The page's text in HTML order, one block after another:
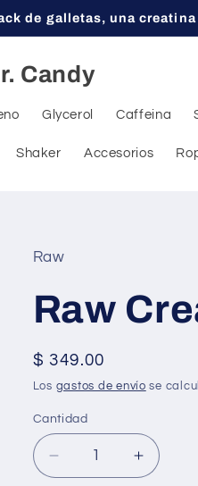
de galletas, una creatina
Candy
Glycerol Caffeina
Shaker Accesorios
Raw
Raw
Precio
habitual
$ 349.00
Los gastos de envío se
Cantidad
Reducir